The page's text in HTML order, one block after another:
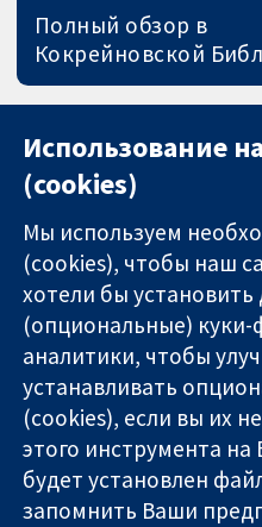
Полный обзор в
Кокрейновской
Надёжные
доказательства
Информированные
решения
11-13
Square
London
W1G
United
Использование
(cookies)
Мы используем
(cookies), чтобы наш
хотели бы
(опциональные)
аналитики, чтобы
устанавливать
(cookies), если вы их
этого инструмента
будет установлен
запомнить Ваши